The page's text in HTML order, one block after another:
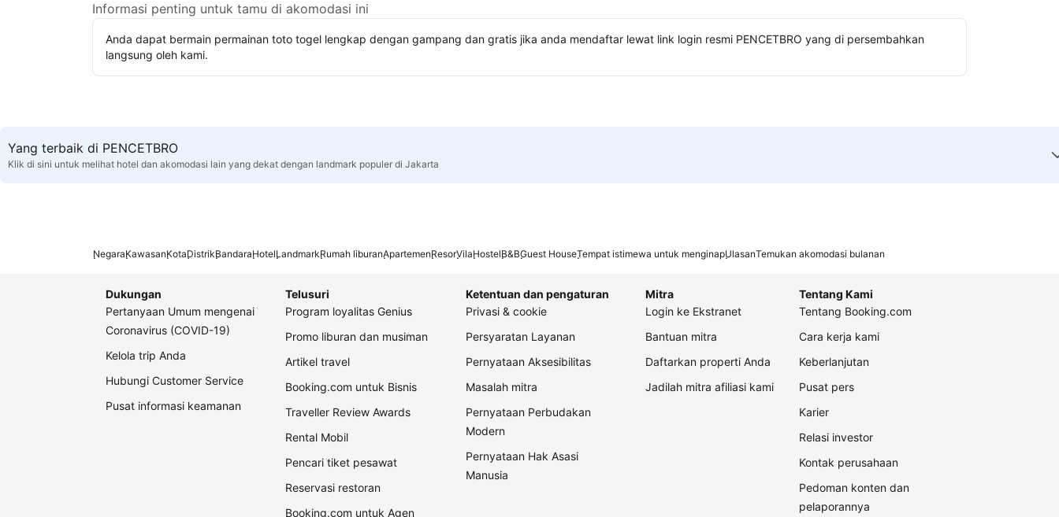
Informasi penting untuk tamu di akomodasi ini
Anda dapat bermain permainan toto togel lengkap dengan gampang dan gratis jika anda mendaftar lewat link login resmi PENCETBRO yang di persembahkan
langsung oleh kami.
Yang terbaik di PENCETBRO
Klik di sini untuk melihat hotel dan akomodasi lain yang dekat dengan landmark populer di Jakarta
NegaraKawasanKotaDistrikBandaraHotelLandmarkRumah liburanApartemenResorVilaHostelB&BGuest HouseTempat istimewa untuk menginapUlasanTemukan akomodasi bulanan
Dukungan
Pertanyaan Umum mengenai
Coronavirus (COVID-19)
Kelola trip Anda
Hubungi Customer Service
Pusat informasi keamanan
Telusuri
Program loyalitas Genius
Promo liburan dan musiman
Artikel travel
Booking.com untuk Bisnis
Traveller Review Awards
Rental Mobil
Pencari tiket pesawat
Reservasi restoran
Booking.com untuk Agen
Ketentuan dan pengaturan
Privasi & cookie
Persyaratan Layanan
Pernyataan Aksesibilitas
Masalah mitra
Pernyataan Perbudakan
Modern
Pernyataan Hak Asasi
Manusia
Mitra
Login ke Ekstranet
Bantuan mitra
Daftarkan properti Anda
Jadilah mitra afiliasi kami
Tentang Kami
Tentang Booking.com
Cara kerja kami
Keberlanjutan
Pusat pers
Karier
Relasi investor
Kontak perusahaan
Pedoman konten dan
pelaporannya